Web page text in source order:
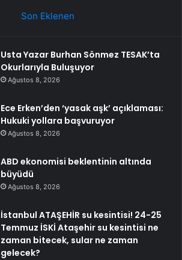
Son Eklenen
Usta Yazar Burhan Sönmez TESAK’ta
Okurlarıyla Buluşuyor
Ağustos 8, 2026
Ece Erken’den ‘yasak aşk’ açıklaması:
Hukuki yollara başvuruyor
Ağustos 8, 2026
ABD ekonomisi beklentinin altında
büyüdü
Ağustos 8, 2026
İstanbul ATAŞEHİR su kesintisi! 24-25
Temmuz İSKİ Ataşehir su kesintisi ne
zaman bitecek, sular ne zaman
gelecek?